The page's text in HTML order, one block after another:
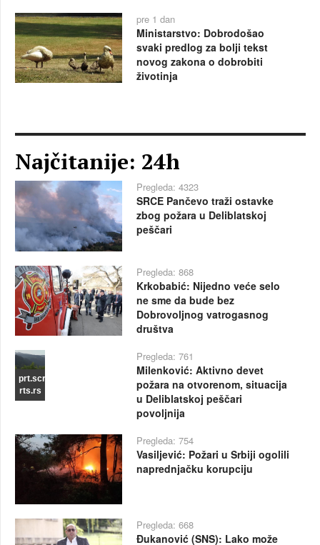
pre 1 dan
Ministarstvo: Dobrodošao
svaki predlog za bolji tekst
novog zakona o dobrobiti
životinja
Najčitanije: 24h
Pregleda: 4323
SRCE Pančevo traži ostavke
zbog požara u Deliblatskoj
peščari
Pregleda: 868
Krkobabić: Nijedno veće selo
ne sme da bude bez
Dobrovoljnog vatrogasnog
društva
prt.scr
rts.rs
Pregleda: 761
Milenković: Aktivno devet
požara na otvorenom, situacija
u Deliblatskoj peščari
povoljnija
Pregleda: 754
Vasiljević: Požari u Srbiji ogolili
naprednjačku korupciju
Pregleda: 668
Đukanović (SNS): Lako može